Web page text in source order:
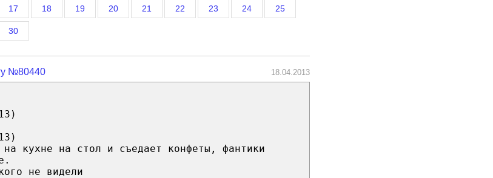
17 18 19 20 21 22 23 24 25
30
№80440 18.04.2013
кухне на стол и съедает конфеты, фантики
не видели